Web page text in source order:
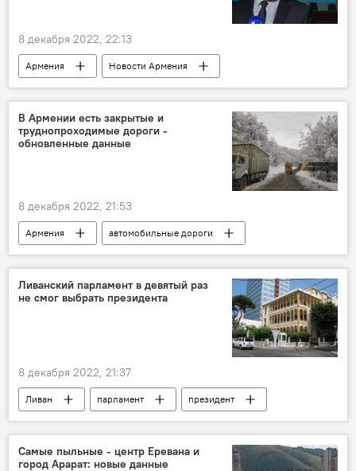
8 декабря 2022, 22:13
Армения
Новости Армения
Экономика
Иран
торговля
завод
торговый центр
В Армении есть закрытые и
труднопроходимые дороги -
обновленные данные
8 декабря 2022, 21:53
Армения
автомобильные дороги
состояние
дороги
Ливанский парламент в девятый раз
не смог выбрать президента
8 декабря 2022, 21:37
Ливан парламент
президент
выборы
Самые пыльные - центр Еревана и
город Арарат: новые данные